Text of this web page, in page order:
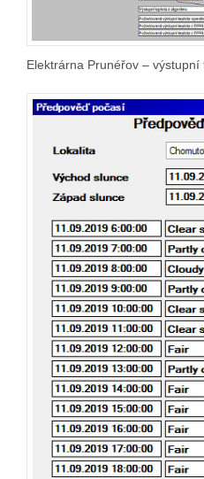
Elektrárna Prunéřov – výstupní